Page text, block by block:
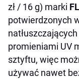
zł / 16 g) marki
potwierdzonych
promieniami UV
sztyftu, więc
używać nawet